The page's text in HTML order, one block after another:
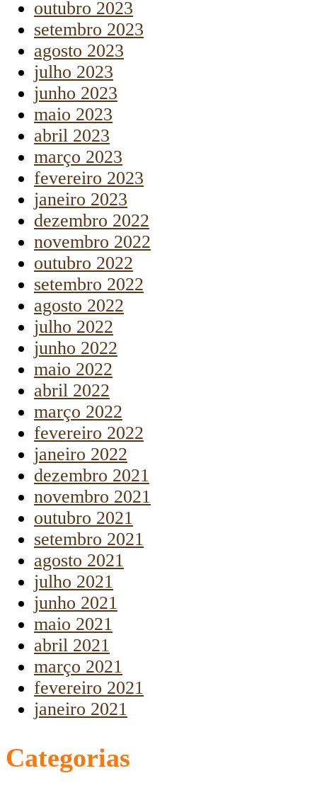
outubro 2023
setembro 2023
agosto 2023
julho 2023
junho 2023
maio 2023
abril 2023
março 2023
fevereiro 2023
janeiro 2023
dezembro 2022
novembro 2022
outubro 2022
setembro 2022
agosto 2022
julho 2022
junho 2022
maio 2022
abril 2022
março 2022
fevereiro 2022
janeiro 2022
dezembro 2021
novembro 2021
outubro 2021
setembro 2021
agosto 2021
julho 2021
junho 2021
maio 2021
abril 2021
março 2021
fevereiro 2021
janeiro 2021
Categorias